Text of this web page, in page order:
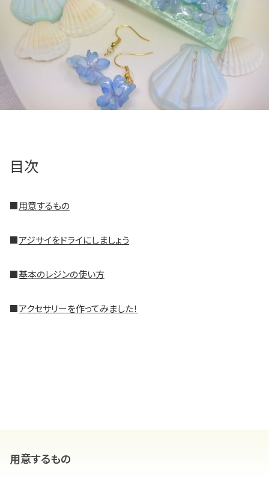
目次
■用意するもの
■アジサイをドライにしましょう
■基本のレジンの使い方
■アクセサリーを作ってみました！
用意するもの